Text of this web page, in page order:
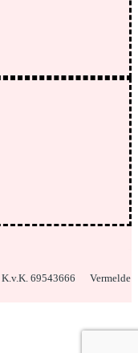
K.v.K. 69543666 Vermelde